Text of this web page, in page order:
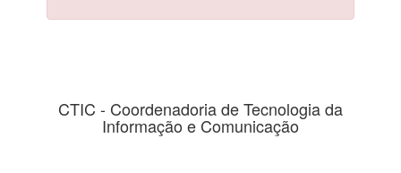
CTIC - Coordenadoria de Tecnologia da
Informação e Comunicação